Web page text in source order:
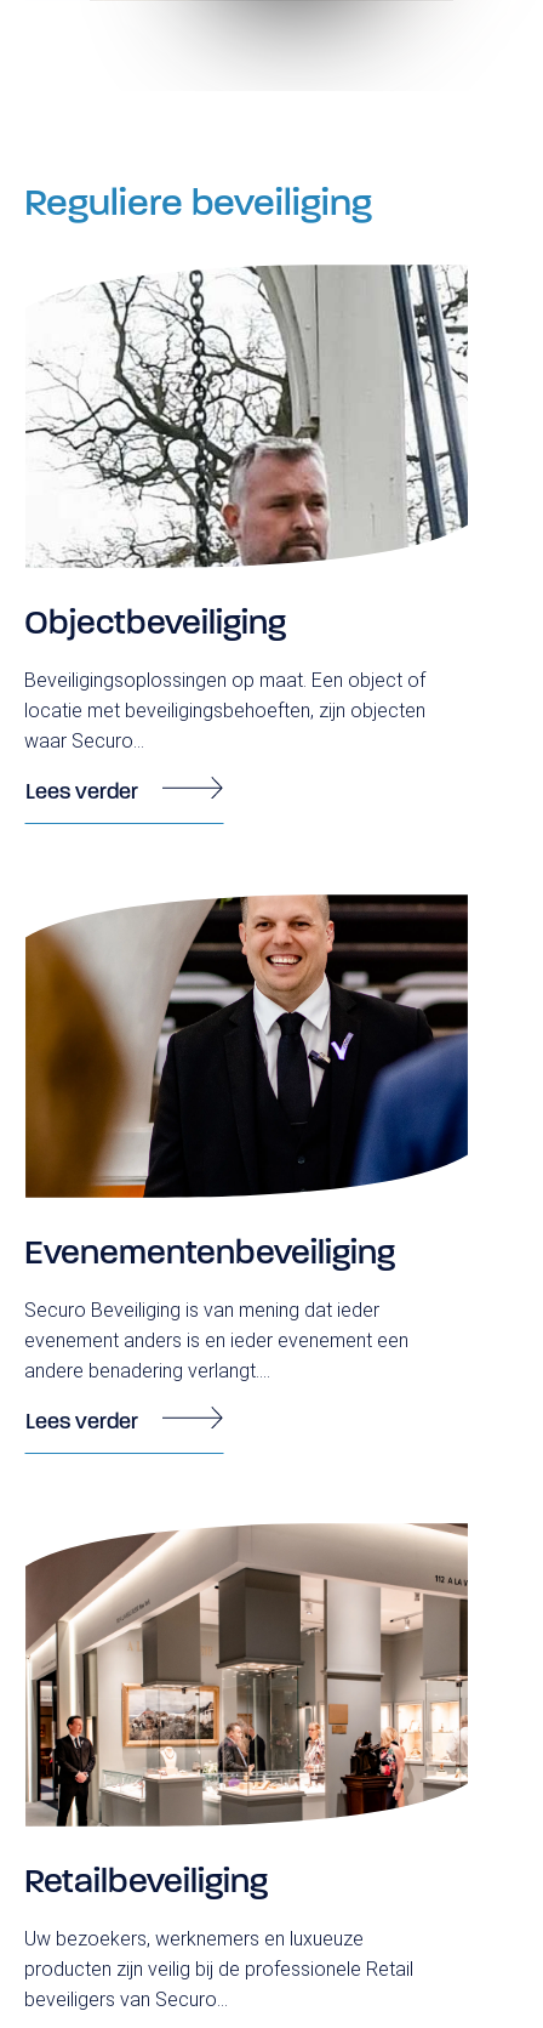
Reguliere beveiliging
Objectbeveiliging
Receptionist(e)
Reguliere beveiliging
Objectbeveiliging
Beveiligingsoplossingen op maat. Een object of
locatie met beveiligingsbehoeften, zijn objecten
waar Securo...
Lees verder
Evenementenbeveiliging
Securo Beveiliging is van mening dat ieder
evenement anders is en ieder evenement een
andere benadering verlangt....
Lees verder
Retailbeveiliging
Uw bezoekers, werknemers en luxueuze
producten zijn veilig bij de professionele Retail
beveiligers van Securo...